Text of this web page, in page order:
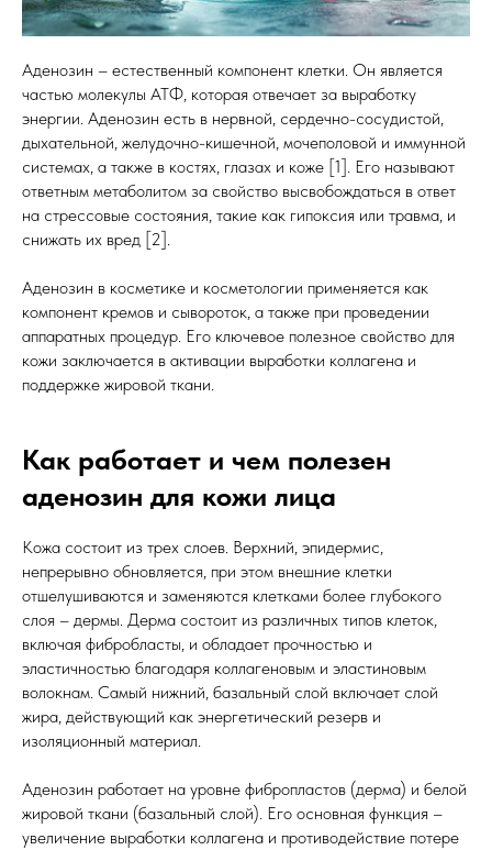
Аденозин – естественный компонент клетки. Он является
частью молекулы АТФ, которая отвечает за выработку
энергии. Аденозин есть в нервной, сердечно-сосудистой,
дыхательной, желудочно-кишечной, мочеполовой и иммунной
системах, а также в костях, глазах и коже [1]. Его называют
ответным метаболитом за свойство высвобождаться в ответ
на стрессовые состояния, такие как гипоксия или травма, и
снижать их вред [2].
Аденозин в косметике и косметологии применяется как
компонент кремов и сывороток, а также при проведении
аппаратных процедур. Его ключевое полезное свойство для
кожи заключается в активации выработки коллагена и
поддержке жировой ткани.
Как работает и чем полезен
аденозин для кожи лица
Кожа состоит из трех слоев. Верхний, эпидермис,
непрерывно обновляется, при этом внешние клетки
отшелушиваются и заменяются клетками более глубокого
слоя – дермы. Дерма состоит из различных типов клеток,
включая фибробласты, и обладает прочностью и
эластичностью благодаря коллагеновым и эластиновым
волокнам. Самый нижний, базальный слой включает слой
жира, действующий как энергетический резерв и
изоляционный материал.
Аденозин работает на уровне фибропластов (дерма) и белой
жировой ткани (базальный слой). Его основная функция –
увеличение выработки коллагена и противодействие потере